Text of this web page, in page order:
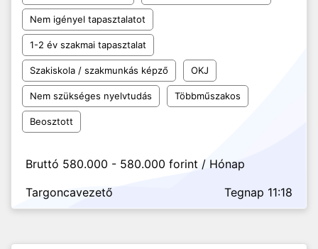
Nem igényel tapasztalatot
1-2 év szakmai tapasztalat
Szakiskola / szakmunkás képző OKJ
Nem szükséges nyelvtudás Többműszakos
Beosztott
Bruttó 580.000 - 580.000 forint / Hónap
Targoncavezető
Tegnap 11:18